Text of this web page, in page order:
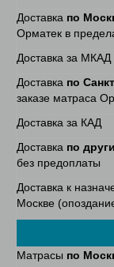
Доставка по
Орматек в
Доставка за МКАД
Доставка по
заказе матраса
Доставка за КАД
Доставка по
без предоплаты
Доставка к
Москве
Матрасы по